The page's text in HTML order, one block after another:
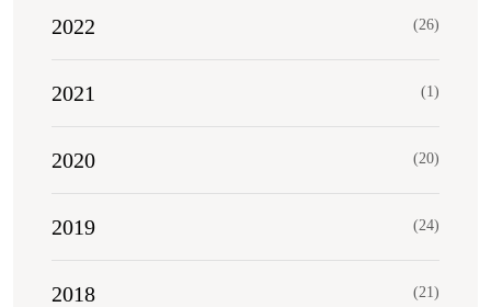
2022 (26)
2021 (1)
2020 (20)
2019 (24)
2018 (21)